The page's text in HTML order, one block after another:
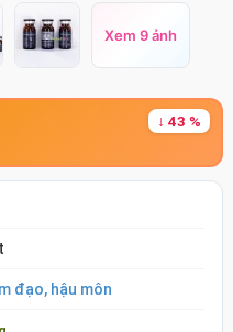
Xem 9 ảnh
↓ 43 %
đạo, hậu môn